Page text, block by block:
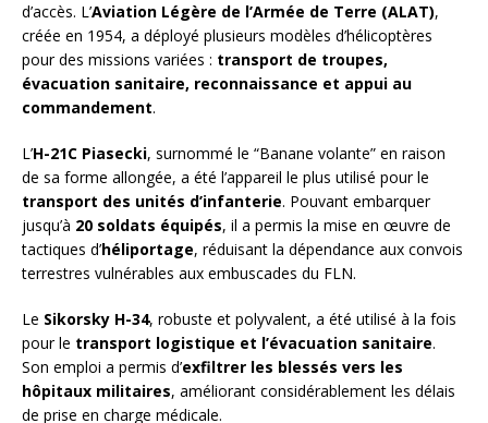
d’accès. L’Aviation Légère de l’Armée de Terre (ALAT),
créée en 1954, a déployé plusieurs modèles d’hélicoptères
pour des missions variées : transport de troupes,
évacuation sanitaire, reconnaissance et appui au
commandement.
L’H-21C Piasecki, surnommé le “Banane volante” en raison
de sa forme allongée, a été l’appareil le plus utilisé pour le
transport des unités d’infanterie. Pouvant embarquer
jusqu’à 20 soldats équipés, il a permis la mise en œuvre de
tactiques d’héliportage, réduisant la dépendance aux convois
terrestres vulnérables aux embuscades du FLN.
Le Sikorsky H-34, robuste et polyvalent, a été utilisé à la fois
pour le transport logistique et l’évacuation sanitaire.
Son emploi a permis d’exfiltrer les blessés vers les
hôpitaux militaires, améliorant considérablement les délais
de prise en charge médicale.